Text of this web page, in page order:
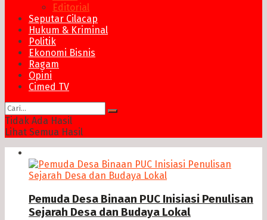
Editorial
Seputar Cilacap
Hukum & Kriminal
Politik
Ekonomi Bisnis
Ragam
Opini
Cimed TV
Tidak Ada Hasil
Lihat Semua Hasil
Pemuda Desa Binaan PUC Inisiasi Penulisan
Sejarah Desa dan Budaya Lokal